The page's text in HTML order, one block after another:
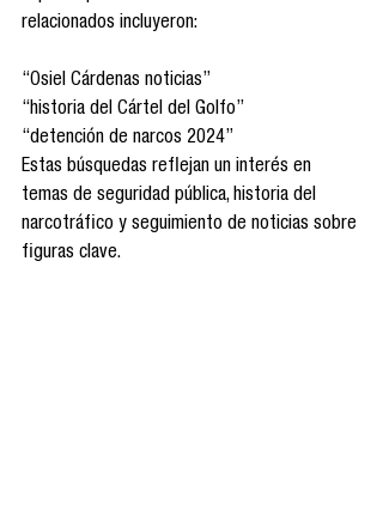
relacionados incluyeron:
“Osiel Cárdenas noticias”
“historia del Cártel del Golfo”
“detención de narcos 2024”
Estas búsquedas reflejan un interés en
temas de seguridad pública, historia del
narcotráfico y seguimiento de noticias sobre
figuras clave.